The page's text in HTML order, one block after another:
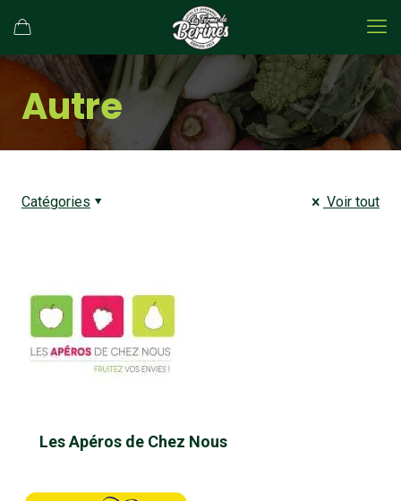
Autre
Catégories Voir tout
Les Apéros de Chez Nous